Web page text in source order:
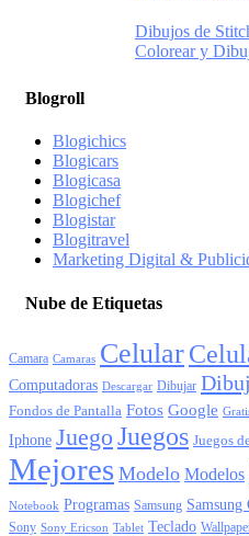
Dibujos de
Colorear y
Blogroll
Blogichics
Blogicars
Blogicasa
Blogichef
Blogistar
Blogitravel
Marketing Digital &
Nube de Etiquetas
Camara Camaras Celular
Computadoras Descargar Dibujar
Fondos de Pantalla Fotos Google
Iphone Juego Juegos Juegos
Mejores Modelo Modelos
Notebook Programas Samsung Samsung
Sony Sony Ericson Tablet Teclado